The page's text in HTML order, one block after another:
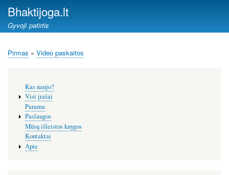
Bhaktijoga.lt
Gyvoji patirtis
Kelias
Pirmas Video paskaitos
meniu
Kas naujo?
Visi įrašai
Parama
Paslaugos
Mūsų išleistos knygos
Kontaktai
Apie